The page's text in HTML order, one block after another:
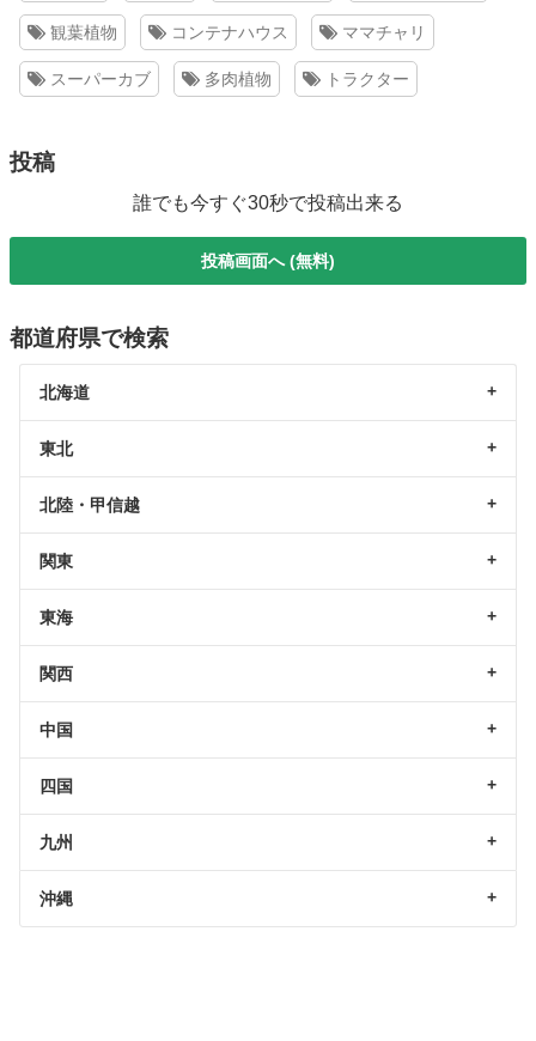
観葉植物 コンテナハウス ママチャリ
スーパーカブ 多肉植物 トラクター
投稿
誰でも今すぐ30秒で投稿出来る
投稿画面へ (無料)
都道府県で検索
北海道
東北
北陸・甲信越
関東
東海
関西
中国
四国
九州
沖縄